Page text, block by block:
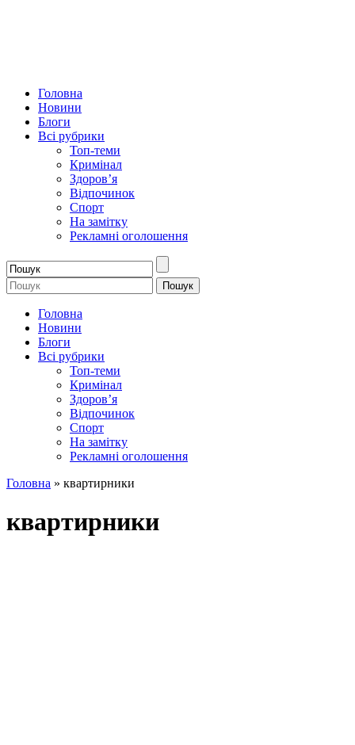
Головна
Новини
Блоги
Всі рубрики
Топ-теми
Кримінал
Здоров’я
Відпочинок
Спорт
На замітку
Рекламні оголошення
Головна
Новини
Блоги
Всі рубрики
Топ-теми
Кримінал
Здоров’я
Відпочинок
Спорт
На замітку
Рекламні оголошення
Головна » квартирники
квартирники